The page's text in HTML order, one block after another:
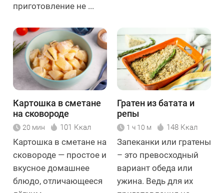
приготовление не ...
Картошка в сметане
на сковороде
20 мин 101 Ккал
Картошка в сметане на
сковороде — простое и
вкусное домашнее
блюдо, отличающееся
Гратен из батата и
репы
1 ч 10 м 148 Ккал
Запеканки или гратены
– это превосходный
вариант обеда или
ужина. Ведь для их